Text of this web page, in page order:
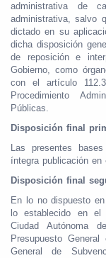
administrativa de
administrativa, salvo
dictado en su
dicha disposición
de reposición e
Gobierno, como
con el artículo
Procedimiento
Públicas.
Disposición final
Las presentes
íntegra publicación
Disposición final
En lo no dispuesto
lo establecido en el
Ciudad Autónoma
Presupuesto
General de